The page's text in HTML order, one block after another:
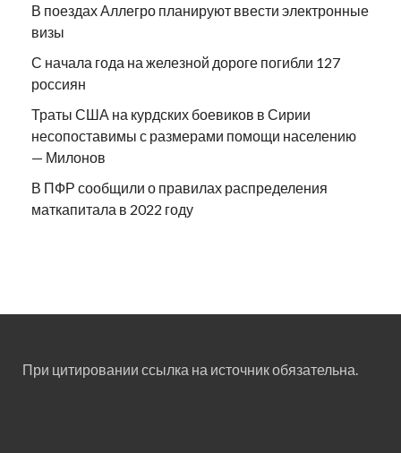
В поездах Аллегро планируют ввести электронные
визы
С начала года на железной дороге погибли 127
россиян
Траты США на курдских боевиков в Сирии
несопоставимы с размерами помощи населению
— Милонов
В ПФР сообщили о правилах распределения
маткапитала в 2022 году
При цитировании ссылка на источник обязательна.